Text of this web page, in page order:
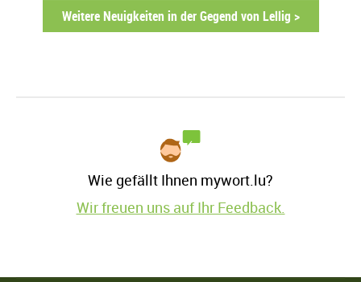
Weitere Neuigkeiten in der Gegend von Lellig >
Wie gefällt Ihnen mywort.lu?
Wir freuen uns auf Ihr Feedback.